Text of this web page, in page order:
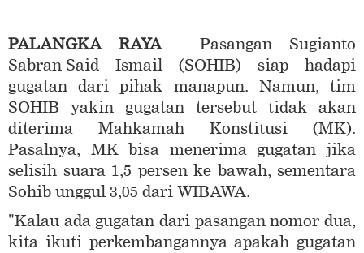
PALANGKA RAYA- Pasangan Sugianto
Sabran-Said Ismail (SOHIB) siap hadapi
gugatan dari pihak manapun. Namun, tim
SOHIB yakin gugatan tersebut tidak akan
diterima Mahkamah Konstitusi (MK).
Pasalnya, MK bisa menerima gugatan jika
selisih suara 1,5 persen ke bawah, sementara
Sohib unggul 3,05 dari WIBAWA.
"Kalau ada gugatan dari pasangan nomor dua,
kita ikuti perkembangannya apakah gugatan